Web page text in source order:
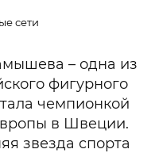
сети
– одна из
фигурного
чемпионкой
в Швеции.
звезда спорта